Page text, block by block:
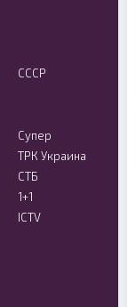
СССР
Супер
ТРК Украина
СТБ
1+1
ICTV